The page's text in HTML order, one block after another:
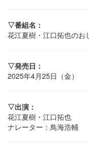
▽番組名：
花江夏樹・江口拓也のお
▽発売日：
2025年4月25日（金）
▽出演：
花江夏樹・江口拓也
ナレーター：鳥海浩輔